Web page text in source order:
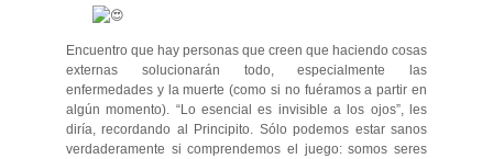
Encuentro que hay personas que creen que haciendo cosas
externas solucionarán todo, especialmente las
enfermedades y la muerte (como si no fuéramos a partir en
algún momento). “Lo esencial es invisible a los ojos”, les
diría, recordando al Principito. Sólo podemos estar sanos
verdaderamente si comprendemos el juego: somos seres